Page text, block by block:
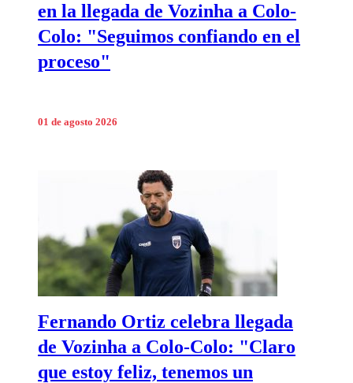
en la llegada de Vozinha a Colo-
Colo: "Seguimos confiando en el
proceso"
01 de agosto 2026
Fernando Ortiz celebra llegada
de Vozinha a Colo-Colo: "Claro
que estoy feliz, tenemos un